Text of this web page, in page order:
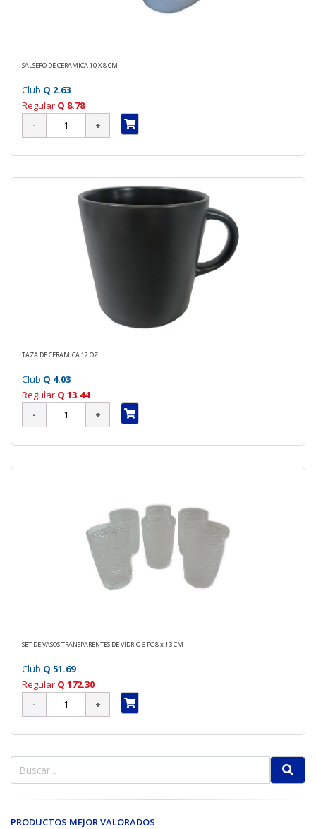
SALSERO DE CERAMICA 10 X 8 CM
Club Q 2.63
Regular Q 8.78
70 %
TAZA DE CERAMICA 12 OZ
Club Q 4.03
Regular Q 13.44
70 %
SET DE VASOS TRANSPARENTES DE VIDRIO 6 PC 8 x 13 CM
Club Q 51.69
Regular Q 172.30
PRODUCTOS MEJOR VALORADOS